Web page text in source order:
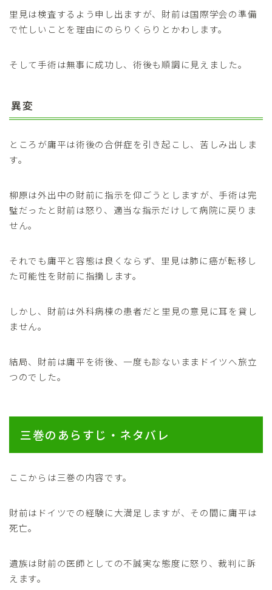
里見は検査するよう申し出ますが、財前は国際学会の準備
で忙しいことを理由にのらりくらりとかわします。
そして手術は無事に成功し、術後も順調に見えました。
異変
ところが庸平は術後の合併症を引き起こし、苦しみ出しま
す。
柳原は外出中の財前に指示を仰ごうとしますが、手術は完
璧だったと財前は怒り、適当な指示だけして病院に戻りま
せん。
それでも庸平と容態は良くならず、里見は肺に癌が転移し
た可能性を財前に指摘します。
しかし、財前は外科病棟の患者だと里見の意見に耳を貸し
ません。
結局、財前は庸平を術後、一度も診ないままドイツへ旅立
つのでした。
三巻のあらすじ・ネタバレ
ここからは三巻の内容です。
財前はドイツでの経験に大満足しますが、その間に庸平は
死亡。
遺族は財前の医師としての不誠実な態度に怒り、裁判に訴
えます。